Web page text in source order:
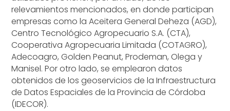
relevamientos mencionados, en donde participan
empresas como la Aceitera General Deheza (AGD),
Centro Tecnológico Agropecuario S.A. (CTA),
Cooperativa Agropecuaria Limitada (COTAGRO),
Adecoagro, Golden Peanut, Prodeman, Olega y
Manisel. Por otro lado, se emplearon datos
obtenidos de los geoservicios de la Infraestructura
de Datos Espaciales de la Provincia de Córdoba
(IDECOR).